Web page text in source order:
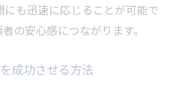
も迅速に応じることが可能で
の安心感につながります。
成功させる方法